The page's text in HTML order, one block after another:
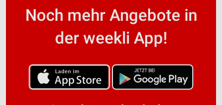
Noch mehr Angebote in
der weekli App!